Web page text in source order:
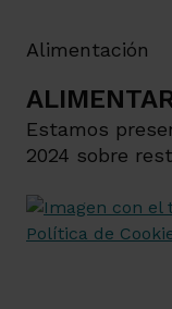
Alimentación
Estamos
2024 sobre